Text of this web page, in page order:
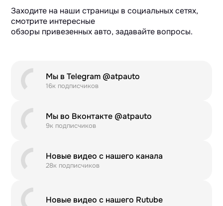
Заходите на наши страницы в социальных сетях,
смотрите интересные
обзоры привезенных авто, задавайте вопросы.
Мы в Telegram @atpauto
16к подписчиков
Мы во Вконтакте @atpauto
9к подписчиков
Новые видео с нашего канала
28к подписчиков
Новые видео с нашего Rutube